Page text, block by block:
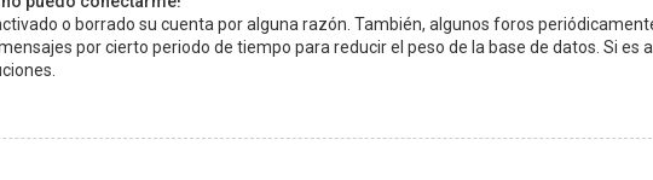
o borrado su cuenta por alguna razón. También, algunos foros
por cierto periodo de tiempo para reducir el peso de la base de datos. Si es